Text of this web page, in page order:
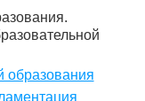
образования